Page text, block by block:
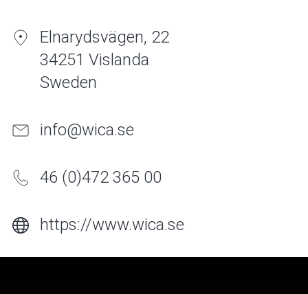
Elnarydsvägen, 22
34251 Vislanda
Sweden
info@wica.se
46 (0)472 365 00
https://www.wica.se